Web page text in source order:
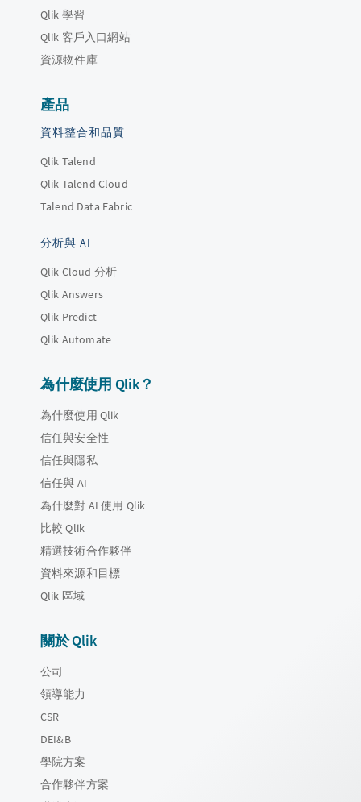
Qlik 學習
Qlik 客戶入口網站
資源物件庫
產品
資料整合和品質
Qlik Talend
Qlik Talend Cloud
Talend Data Fabric
分析與 AI
Qlik Cloud 分析
Qlik Answers
Qlik Predict
Qlik Automate
為什麼使用 Qlik？
為什麼使用 Qlik
信任與安全性
信任與隱私
信任與 AI
為什麼對 AI 使用 Qlik
比較 Qlik
精選技術合作夥伴
資料來源和目標
Qlik 區域
關於 Qlik
公司
領導能力
CSR
DEI&B
學院方案
合作夥伴方案